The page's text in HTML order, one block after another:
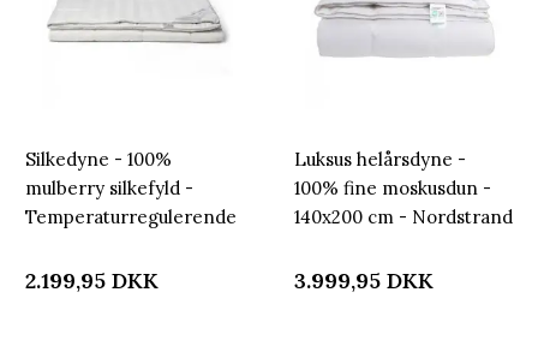
Silkedyne - 100%
mulberry silkefyld -
Temperaturregulerende
Nordstrand Home
2.199,95 DKK
Luksus helårsdyne -
100% fine moskusdun -
140x200 cm - Nordstrand
bomuldssatin bolstre
3.999,95 DKK